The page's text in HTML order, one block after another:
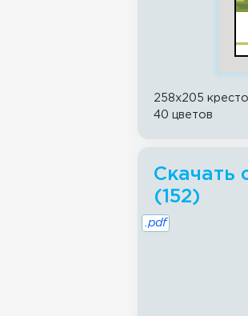
258x205
40 цветов
Скачать
(152)
.pdf